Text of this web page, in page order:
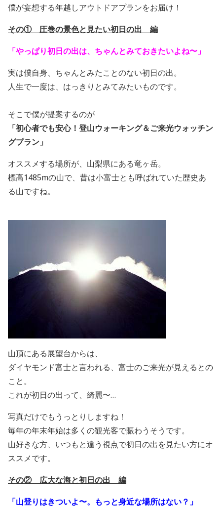
僕が妄想する年越しアウトドアプランをお届け！
その① 圧巻の景色と見たい初日の出 編
「やっぱり初日の出は、ちゃんとみておきたいよね〜」
実は僕自身、ちゃんとみたことのない初日の出。
人生で一度は、はっきりとみてみたいものです。
そこで僕が提案するのが
「初心者でも安心！登山ウォーキング＆ご来光ウォッチン
グプラン」
オススメする場所が、山梨県にある竜ヶ岳。
標高1485mの山で、昔は小富士とも呼ばれていた歴史あ
る山ですね。
山頂にある展望台からは、
ダイヤモンド富士と言われる、富士のご来光が見えるとの
こと。
これが初日の出って、綺麗〜…
写真だけでもうっとりしますね！
毎年の年末年始は多くの観光客で賑わうそうです。
山好きな方、いつもと違う視点で初日の出を見たい方にオ
ススメです。
その② 広大な海と初日の出 編
「山登りはきついよ〜。もっと身近な場所はない？」